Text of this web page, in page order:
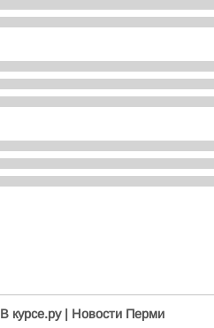
В курсе.ру | Новости Перми